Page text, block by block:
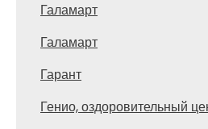
Галамарт
Галамарт
Гарант
Генио, оздоровительный